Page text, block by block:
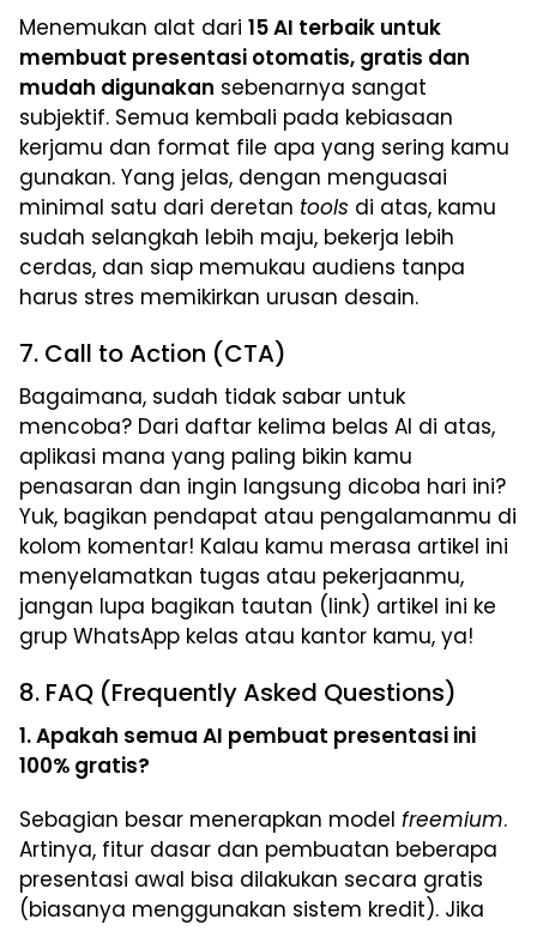
Menemukan alat dari 15 AI terbaik untuk
membuat presentasi otomatis, gratis dan
mudah digunakan sebenarnya sangat
subjektif. Semua kembali pada kebiasaan
kerjamu dan format file apa yang sering kamu
gunakan. Yang jelas, dengan menguasai
minimal satu dari deretan tools di atas, kamu
sudah selangkah lebih maju, bekerja lebih
cerdas, dan siap memukau audiens tanpa
harus stres memikirkan urusan desain.
7. Call to Action (CTA)
Bagaimana, sudah tidak sabar untuk
mencoba? Dari daftar kelima belas AI di atas,
aplikasi mana yang paling bikin kamu
penasaran dan ingin langsung dicoba hari ini?
Yuk, bagikan pendapat atau pengalamanmu di
kolom komentar! Kalau kamu merasa artikel ini
menyelamatkan tugas atau pekerjaanmu,
jangan lupa bagikan tautan (link) artikel ini ke
grup WhatsApp kelas atau kantor kamu, ya!
8. FAQ (Frequently Asked Questions)
1. Apakah semua AI pembuat presentasi ini
100% gratis?
Sebagian besar menerapkan model freemium.
Artinya, fitur dasar dan pembuatan beberapa
presentasi awal bisa dilakukan secara gratis
(biasanya menggunakan sistem kredit). Jika